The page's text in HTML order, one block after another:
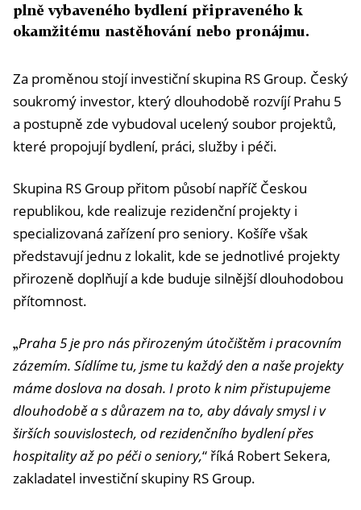
plně vybaveného bydlení připraveného k
okamžitému nastěhování nebo pronájmu.
Za proměnou stojí investiční skupina RS Group. Český
soukromý investor, který dlouhodobě rozvíjí Prahu 5
a postupně zde vybudoval ucelený soubor projektů,
které propojují bydlení, práci, služby i péči.
Skupina RS Group přitom působí napříč Českou
republikou, kde realizuje rezidenční projekty i
specializovaná zařízení pro seniory. Košíře však
představují jednu z lokalit, kde se jednotlivé projekty
přirozeně doplňují a kde buduje silnější dlouhodobou
přítomnost.
„Praha 5 je pro nás přirozeným útočištěm i pracovním
zázemím. Sídlíme tu, jsme tu každý den a naše projekty
máme doslova na dosah. I proto k nim přistupujeme
dlouhodobě a s důrazem na to, aby dávaly smysl i v
širších souvislostech, od rezidenčního bydlení přes
hospitality až po péči o seniory,“ říká Robert Sekera,
zakladatel investiční skupiny RS Group.